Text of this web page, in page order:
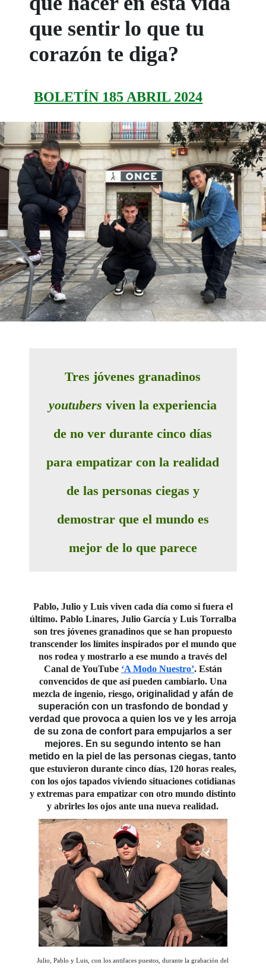
que sentir lo que tu
corazón te diga?
BOLETÍN 185 ABRIL 2024
Tres jóvenes granadinos
youtubers viven la experiencia
de no ver durante cinco días
para empatizar con la realidad
de las personas ciegas y
demostrar que el mundo es
mejor de lo que parece
Pablo, Julio y Luis viven cada día como si fuera el
último. Pablo Linares, Julio García y Luis Torralba
son tres jóvenes granadinos que se han propuesto
transcender los límites inspirados por el mundo que
nos rodea y mostrarlo a ese mundo a través del
Canal de YouTube ‘A Modo Nuestro’. Están
convencidos de que así pueden cambiarlo. Una
mezcla de ingenio, riesgo, originalidad y afán de
superación con un trasfondo de bondad y
verdad que provoca a quien los ve y les arroja
de su zona de confort para empujarlos a ser
mejores. En su segundo intento se han
metido en la piel de las personas ciegas, tanto
que estuvieron durante cinco días, 120 horas reales,
con los ojos tapados viviendo situaciones cotidianas
y extremas para empatizar con otro mundo distinto
y abrirles los ojos ante una nueva realidad.
Julio, Pablo y Luis, con los antifaces puestos, durante la grabación del